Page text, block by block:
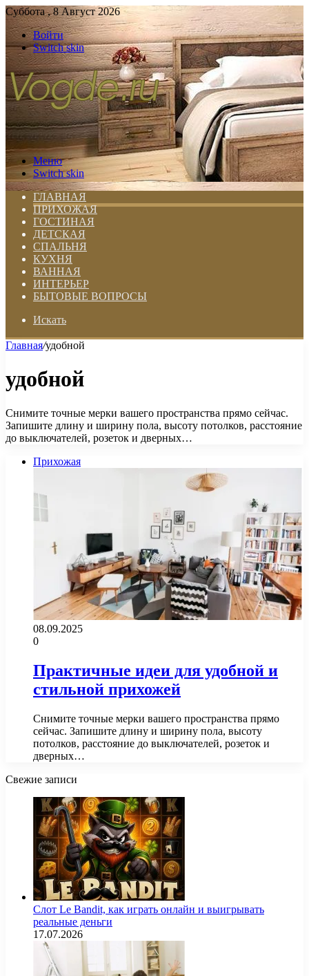
Суббота , 8 Август 2026
Войти
Switch skin
Меню
Switch skin
ГЛАВНАЯ
ПРИХОЖАЯ
ГОСТИНАЯ
ДЕТСКАЯ
СПАЛЬНЯ
КУХНЯ
ВАННАЯ
ИНТЕРЬЕР
БЫТОВЫЕ ВОПРОСЫ
Искать
Главная/удобной
удобной
Снимите точные мерки вашего пространства прямо сейчас.
Запишите длину и ширину пола, высоту потолков, расстояние
до выключателей, розеток и дверных…
Прихожая
08.09.2025
0
Практичные идеи для удобной и
стильной прихожей
Снимите точные мерки вашего пространства прямо
сейчас. Запишите длину и ширину пола, высоту
потолков, расстояние до выключателей, розеток и
дверных…
Свежие записи
Слот Le Bandit, как играть онлайн и выигрывать
реальные деньги
17.07.2026